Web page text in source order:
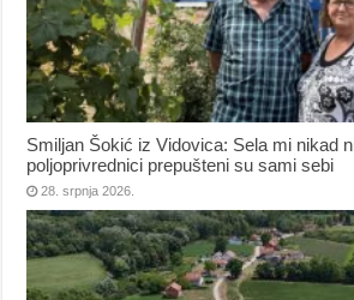
Smiljan Šokić iz Vidovica: Sela mi nikad
poljoprivrednici prepušteni su sami sebi
28. srpnja 2026.